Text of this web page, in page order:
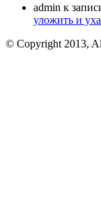
admin к
уложить и
© Copyright 2013,